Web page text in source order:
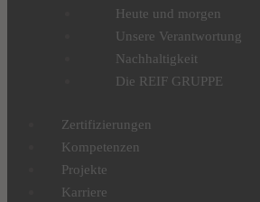
Heute und morgen
Unsere Verantwortung
Nachhaltigkeit
Die REIF GRUPPE
Zertifizierungen
Kompetenzen
Projekte
Karriere